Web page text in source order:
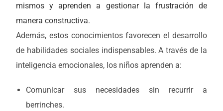
mismos y aprenden a gestionar la frustración de
manera constructiva.
Además, estos conocimientos favorecen el desarrollo
de habilidades sociales indispensables. A través de la
inteligencia emocionales, los niños aprenden a:
Comunicar sus necesidades sin recurrir a
berrinches.